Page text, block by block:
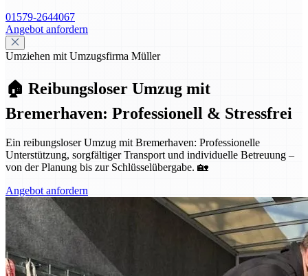
01579-2644067
Angebot anfordern
Umziehen mit Umzugsfirma Müller
🏠 Reibungsloser Umzug mit
Bremerhaven: Professionell & Stressfrei
Ein reibungsloser Umzug mit Bremerhaven: Professionelle
Unterstützung, sorgfältiger Transport und individuelle Betreuung –
von der Planung bis zur Schlüsselübergabe. 🏡
Angebot anfordern